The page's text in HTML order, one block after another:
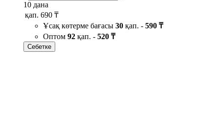
10 дана
қап. 690 ₸
Ұсақ көтерме бағасы 30 қап. - 590 ₸
Оптом 92 қап. - 520 ₸
Себетке